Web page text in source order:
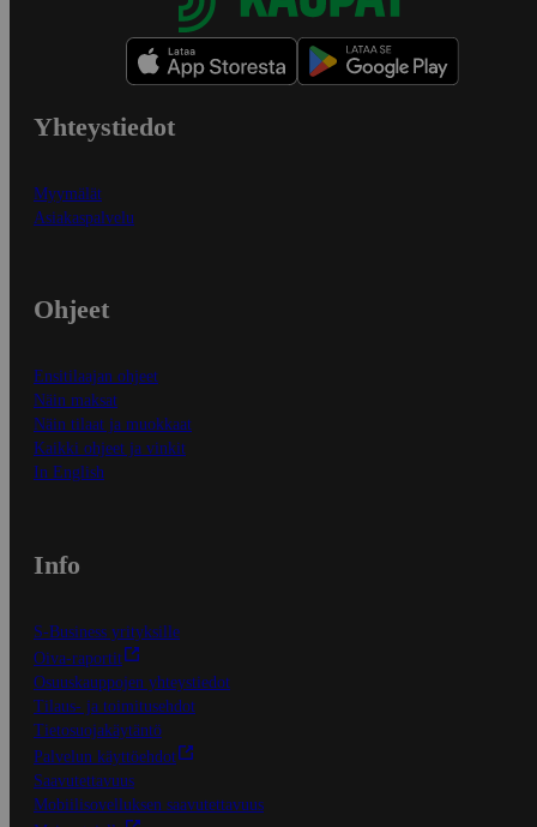
Yhteystiedot
Myymälät
Asiakaspalvelu
Ohjeet
Ensitilaajan ohjeet
Näin maksat
Näin tilaat ja muokkaat
Kaikki ohjeet ja vinkit
In English
Info
S-Business yrityksille
Oiva-raportit
Osuuskauppojen yhteystiedot
Tilaus- ja toimitusehdot
Tietosuojakäytäntö
Palvelun käyttöehdot
Saavutettavuus
Mobiilisovelluksen saavutettavuus